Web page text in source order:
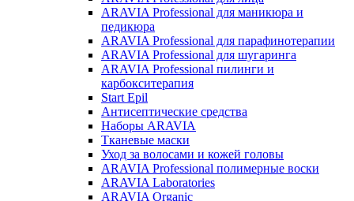
ARAVIA Professional для маникюра и
педикюра
ARAVIA Professional для парафинотерапии
ARAVIA Professional для шугаринга
ARAVIA Professional пилинги и
карбокситерапия
Start Epil
Антисептические средства
Наборы ARAVIA
Тканевые маски
Уход за волосами и кожей головы
ARAVIA Professional полимерные воски
ARAVIA Laboratories
ARAVIA Organic